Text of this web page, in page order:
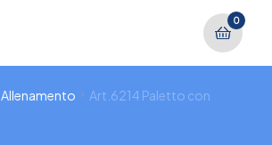
0
Allenamento
Art.6214 Paletto con